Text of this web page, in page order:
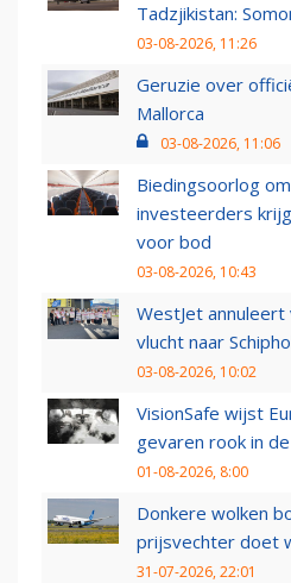
Tadzjikistan:
03-08-2026, 11:26
Geruzie over
Mallorca
03-08-2026, 11:06
Biedingsoorlog
investeerders
voor bod
03-08-2026, 10:43
WestJet
vlucht naar
03-08-2026, 10:02
VisionSafe wijst
gevaren rook in
01-08-2026, 8:00
Donkere wolken
prijsvechter doet
31-07-2026, 22:01